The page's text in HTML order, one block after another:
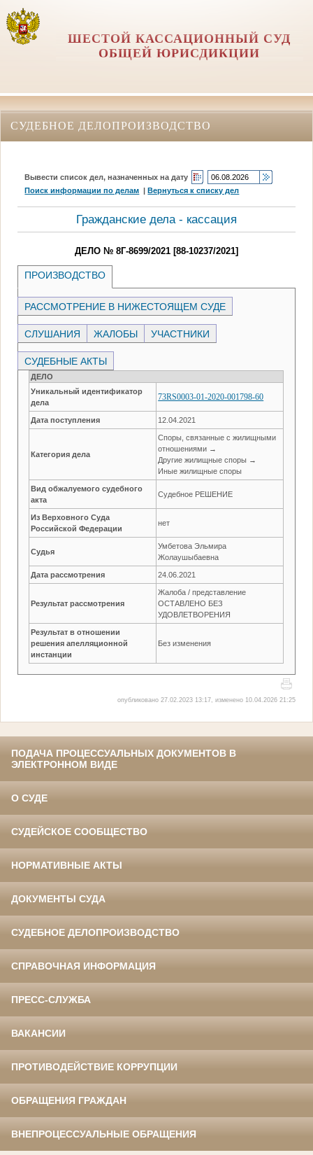
ШЕСТОЙ КАССАЦИОННЫЙ СУД
ОБЩЕЙ ЮРИСДИКЦИИ
СУДЕБНОЕ ДЕЛОПРОИЗВОДСТВО
Вывести список дел, назначенных на дату
Поиск информации по делам |Вернуться к списку дел
Гражданские дела - кассация
ДЕЛО № 8Г-8699/2021 [88-10237/2021]
ПРОИЗВОДСТВО
РАССМОТРЕНИЕ В НИЖЕСТОЯЩЕМ СУДЕ
СЛУШАНИЯ ЖАЛОБЫ УЧАСТНИКИ
СУДЕБНЫЕ АКТЫ
ДЕЛО
Уникальный идентификатор
дела
73RS0003-01-2020-001798-60
Дата поступления 12.04.2021
Категория дела
Споры, связанные с жилищными
отношениями →
Другие жилищные споры →
Иные жилищные споры
Вид обжалуемого судебного
акта
Судебное РЕШЕНИЕ
Из Верховного Суда
Российской Федерации
нет
Судья
Умбетова Эльмира
Жолаушыбаевна
Дата рассмотрения 24.06.2021
Результат рассмотрения
Жалоба / представление
ОСТАВЛЕНО БЕЗ
УДОВЛЕТВОРЕНИЯ
Результат в отношении
решения апелляционной
инстанции
Без изменения
опубликовано 27.02.2023 13:17, изменено 10.04.2026 21:25
ПОДАЧА ПРОЦЕССУАЛЬНЫХ ДОКУМЕНТОВ В
ЭЛЕКТРОННОМ ВИДЕ
О СУДЕ
СУДЕЙСКОЕ СООБЩЕСТВО
НОРМАТИВНЫЕ АКТЫ
ДОКУМЕНТЫ СУДА
СУДЕБНОЕ ДЕЛОПРОИЗВОДСТВО
СПРАВОЧНАЯ ИНФОРМАЦИЯ
ПРЕСС-СЛУЖБА
ВАКАНСИИ
ПРОТИВОДЕЙСТВИЕ КОРРУПЦИИ
ОБРАЩЕНИЯ ГРАЖДАН
ВНЕПРОЦЕССУАЛЬНЫЕ ОБРАЩЕНИЯ